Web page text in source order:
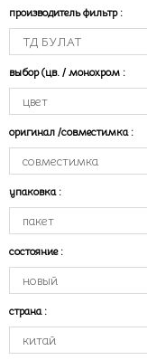
производитель фильтр :
выбор (цв. / монохром :
оригинал /совместимка :
упаковка :
состояние :
страна :